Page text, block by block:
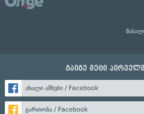
გაიგე მეტი
ახალი ამბები / Facebook
გართობა / Facebook